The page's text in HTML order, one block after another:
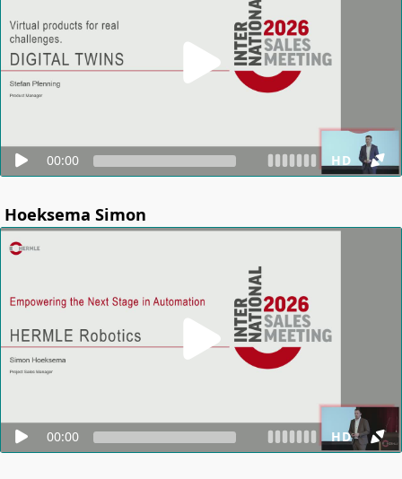
00:00 HD
Hoeksema Simon
00:00 HD